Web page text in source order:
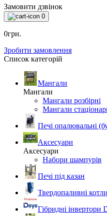
Замовити дзвінок
0
0грн.
Зробити замовлення
Список категорій
Мангали
Мангали
Мангали розбірні
Мангали
Печі опалювальні
Аксесуари
Аксесуари
Набори шампурів
Печі під казан
Твердопаливні
Гібридні інвертори